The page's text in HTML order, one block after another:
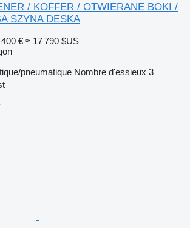
/ KOFFER / OTWIERANE BOKI /
SZYNA DESKA
400 € ≈ 17 790 $US
pneumatique Nombre d'essieux 3